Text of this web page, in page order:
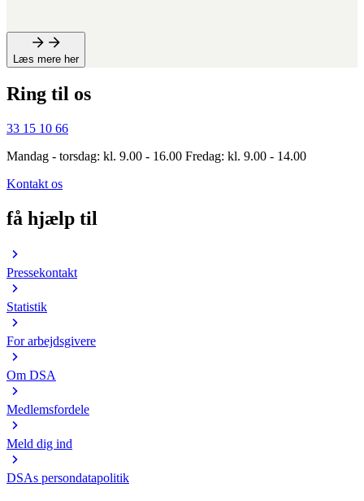
Læs mere her
Ring til os
33 15 10 66
Mandag - torsdag: kl. 9.00 - 16.00 Fredag: kl. 9.00 - 14.00
Kontakt os
få hjælp til
Pressekontakt
Statistik
For arbejdsgivere
Om DSA
Medlemsfordele
Meld dig ind
DSAs persondatapolitik